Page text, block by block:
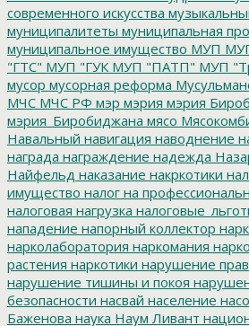
современного искусства
муниципалитеты муниципальная
муниципальное имущество МУП
"ГТС" МУП "ГУК МУП "ПАТП" МУП
мусор мусорная реформа
МЧС МЧС РФ мэр мэрия мэрия
мэрия_Биробиджана мясо
Навальный навигация наводнение
награда награждение надежда
Найфельд наказание накркотики
имущество налог на
налоговая нагрузка
нападение напорный коллектор
нарколаборатория наркомания
растения наркотики нарушение
нарушение тишины и покоя
безопасности насвай население
Баженова наука Наум Ливант